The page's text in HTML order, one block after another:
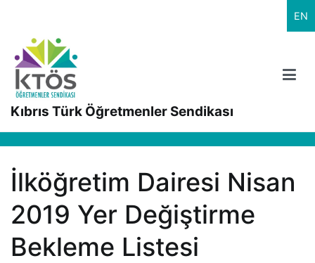
EN
Kıbrıs Türk Öğretmenler Sendikası
İlköğretim Dairesi Nisan
2019 Yer Değiştirme
Bekleme Listesi